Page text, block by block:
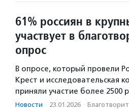
61% россиян в
участвует в
опрос
В опросе, который провели
Крест и исследовательская
приняли участие более 2500
Новости · 23.01.2026 ·